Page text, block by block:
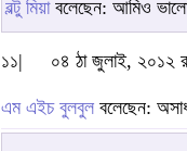
বল্টু মিয়াবলেছেন: আমিও
১১| ০৪ ঠা জুলাই, ২০১২
এম এইচ বুলবুল বলেছেন: